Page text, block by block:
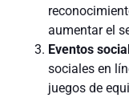
aumentar el
Eventos
sociales en
juegos de